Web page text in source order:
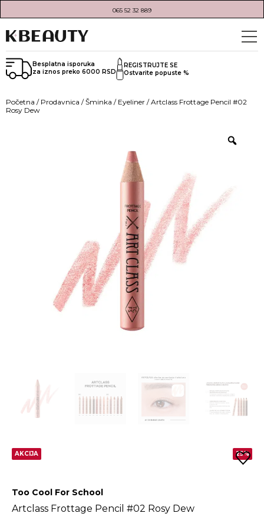
065 52 32 889
Besplatna isporuka
za iznos preko 6000 RSD
REGISTRUJTE SE
Ostvarite popuste %
Početna / Prodavnica /Šminka / Eyeliner / Artclass Frottage Pencil #02
Rosy Dew
AKCIJA 25%
Too Cool For School
Artclass Frottage Pencil #02 Rosy Dew